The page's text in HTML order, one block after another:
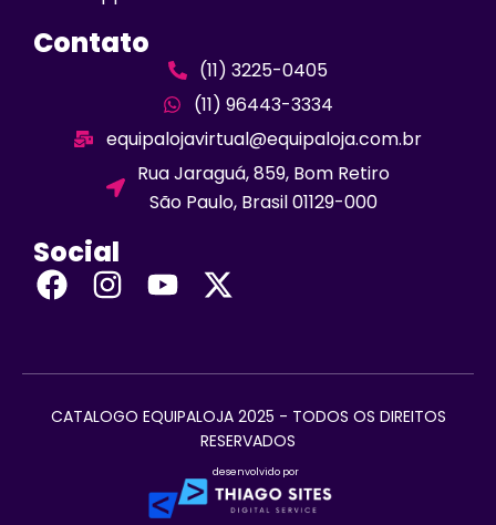
Contato
(11) 3225-0405
(11) 96443-3334
equipalojavirtual@equipaloja.com.br
Rua Jaraguá, 859, Bom Retiro
São Paulo, Brasil 01129-000
Social
CATALOGO EQUIPALOJA 2025 - TODOS OS DIREITOS
RESERVADOS
desenvolvido por